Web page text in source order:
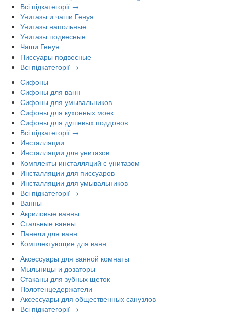
Всі підкатегорії →
Унитазы и чаши Генуя
Унитазы напольные
Унитазы подвесные
Чаши Генуя
Писсуары подвесные
Всі підкатегорії →
Сифоны
Сифоны для ванн
Сифоны для умывальников
Сифоны для кухонных моек
Сифоны для душевых поддонов
Всі підкатегорії →
Инсталляции
Инсталляции для унитазов
Комплекты инсталляций с унитазом
Инсталляции для писсуаров
Инсталляции для умывальников
Всі підкатегорії →
Ванны
Акриловые ванны
Стальные ванны
Панели для ванн
Комплектующие для ванн
Аксессуары для ванной комнаты
Мыльницы и дозаторы
Стаканы для зубных щеток
Полотенцедержатели
Аксессуары для общественных санузлов
Всі підкатегорії →